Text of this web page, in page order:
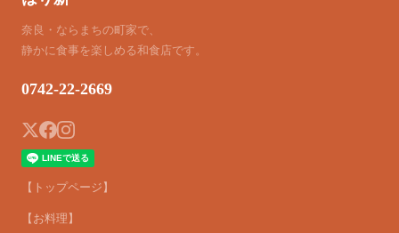
奈良・ならまちの町家で、
静かに食事を楽しめる和食店です。
0742-22-2669
【トップページ】
【お料理】